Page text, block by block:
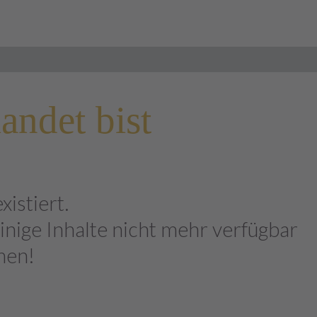
bist
Inhalte nicht mehr verfügbar